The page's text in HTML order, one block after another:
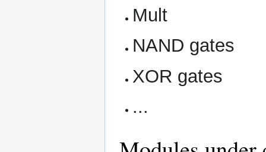
Mult
NAND gates
XOR gates
...